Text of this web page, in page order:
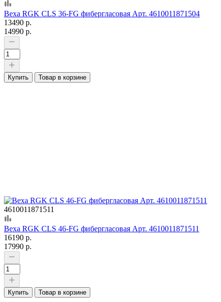
Веха RGK CLS 36-FG фибергласовая Арт. 4610011871504
13490 р.
14990 р.
Купить Товар в корзине
4610011871511
Веха RGK CLS 46-FG фибергласовая Арт. 4610011871511
16190 р.
17990 р.
Купить Товар в корзине